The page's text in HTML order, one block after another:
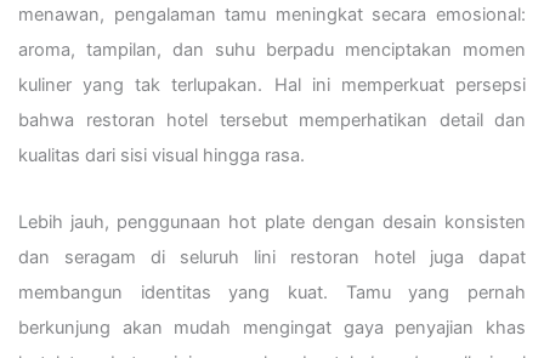
menawan, pengalaman tamu meningkat secara emosional:
aroma, tampilan, dan suhu berpadu menciptakan momen
kuliner yang tak terlupakan. Hal ini memperkuat persepsi
bahwa restoran hotel tersebut memperhatikan detail dan
kualitas dari sisi visual hingga rasa.
Lebih jauh, penggunaan hot plate dengan desain konsisten
dan seragam di seluruh lini restoran hotel juga dapat
membangun identitas yang kuat. Tamu yang pernah
berkunjung akan mudah mengingat gaya penyajian khas